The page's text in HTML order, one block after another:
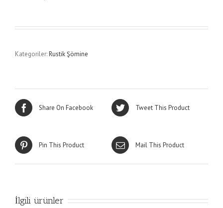
Kategoriler:Rustik Şömine
Share On Facebook Tweet This Product
Pin This Product Mail This Product
İlgili ürünler